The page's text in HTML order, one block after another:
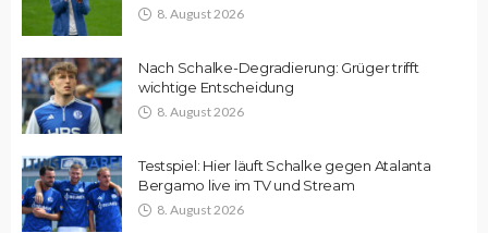
8. August 2026
Nach Schalke-Degradierung: Grüger trifft
wichtige Entscheidung
8. August 2026
Testspiel: Hier läuft Schalke gegen Atalanta
Bergamo live im TV und Stream
8. August 2026